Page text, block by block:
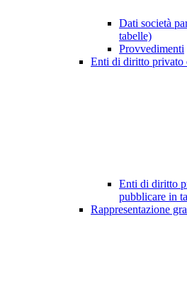
Dati società
tabelle)
Provvedimenti
Enti di diritto privato
Enti di diritto
pubblicare in
Rappresentazione